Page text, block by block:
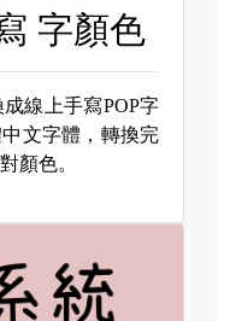
字顏色
線上手寫POP字
文字體，轉換完
顏色。